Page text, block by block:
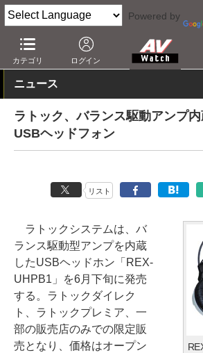
Powered by
カテゴリ ログイン
AV Watch 製品 ヘッドフォン
ニュース
ラトック、バランス駆動アンプ
USBヘッドフォン
リスト
ラトックシステムは、バ
ランス駆動型アンプを内蔵
したUSBヘッドホン「REX-
UHPB1」を6月下旬に発売
する。ラトックダイレク
ト、ラトックプレミア、一
部の販売店のみでの限定販
売となり、価格はオープン